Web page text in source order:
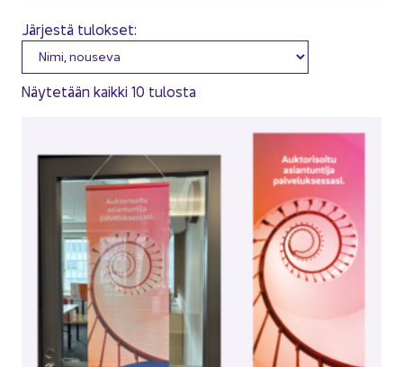
Järjestä tulokset:
Näy­te­tään kaik­ki 10 tu­los­ta